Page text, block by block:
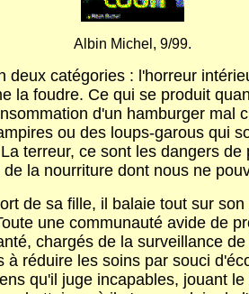
Albin Michel, 9/99.
deux catégories : l'horreur
la foudre. Ce qui se produit
d'un hamburger mal
ou des loups-garous qui
terreur, ce sont les dangers
la nourriture dont nous ne
de sa fille, il balaie tout sur
une communauté avide de
chargés de la surveillance
réduire les soins par souci
qu'il juge incapables, jouant